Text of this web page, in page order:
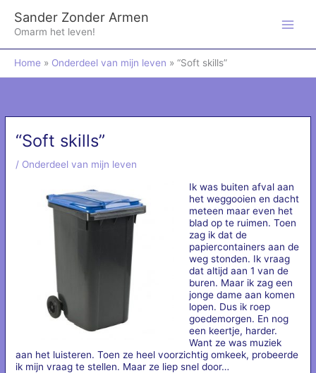
naarSander Zonder Armen
Omarm het leven!
Home Onderdeel van mijn leven “Soft skills”
“Soft skills”
/ Onderdeel van mijn leven
Ik was buiten afval aan
het weggooien en dacht
meteen maar even het
blad op te ruimen. Toen
zag ik dat de
papiercontainers aan de
weg stonden. Ik vraag
dat altijd aan 1 van de
buren. Maar ik zag een
jonge dame aan komen
lopen. Dus ik roep
goedemorgen. En nog
een keertje, harder.
Want ze was muziek
aan het luisteren. Toen ze heel voorzichtig omkeek, probeerde
ik mijn vraag te stellen. Maar ze liep snel door…